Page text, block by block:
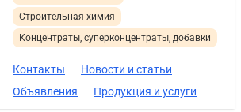
Строительная химия
Концентраты, суперконцентраты, добавки
Контакты
Новости и статьи
Объявления
Продукция и услуги